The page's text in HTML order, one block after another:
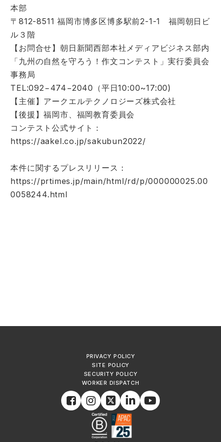
本部
〒812-8511 福岡市博多区博多駅前2-1-1 福岡朝日ビ
ル３階
【お問合せ】朝日新聞西部本社メディアビジネス部内
「九州の自然を守ろう！作文コンテスト」実行委員会
事務局
TEL:092−474−2040（平日10:00~17:00)
【主催】アークエルテクノロジーズ株式会社
【後援】福岡市、福岡教育委員会
コンテスト公式サイト：
https://aakel.co.jp/sakubun2022/
本件に関するプレスリリース：
https://prtimes.jp/main/html/rd/p/000000025.00
0058244.html
PRIVACY POLICY
SITE POLICY
SECURITY POLICY
WORKER DISPATCH